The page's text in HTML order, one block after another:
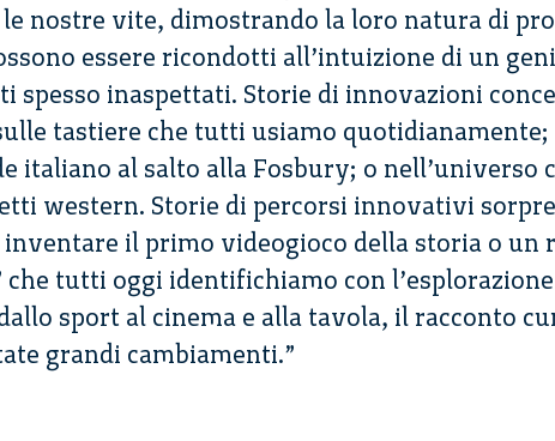
nostre vite, dimostrando la loro natura di
essere ricondotti all’intuizione di un
spesso inaspettati. Storie di innovazioni
tastiere che tutti usiamo
italiano al salto alla Fosbury; o nell’universo
western. Storie di percorsi innovativi
il primo videogioco della storia o un
che tutti oggi identifichiamo con
sport al cinema e alla tavola, il racconto
grandi cambiamenti.”